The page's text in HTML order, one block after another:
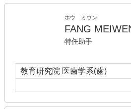
ホウ ミウン
FANG
特任助手
教育研究院 医歯学系(歯)